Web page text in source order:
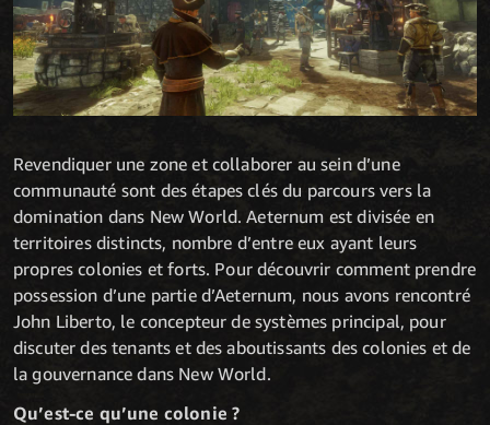
Revendiquer une zone et collaborer au sein d’une
communauté sont des étapes clés du parcours vers la
domination dans New World. Aeternum est divisée en
territoires distincts, nombre d’entre eux ayant leurs
propres colonies et forts. Pour découvrir comment prendre
possession d’une partie d’Aeternum, nous avons rencontré
John Liberto, le concepteur de systèmes principal, pour
discuter des tenants et des aboutissants des colonies et de
la gouvernance dans New World.
Qu’est-ce qu’une colonie ?